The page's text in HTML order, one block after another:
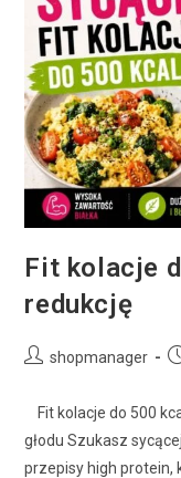
Fit kolacje
redukcję
shopmanager
Fit kolacje do 500
głodu Szukasz
przepisy high protein,